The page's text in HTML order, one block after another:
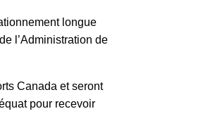
longue
l’Administration de
Canada et seront
pour recevoir